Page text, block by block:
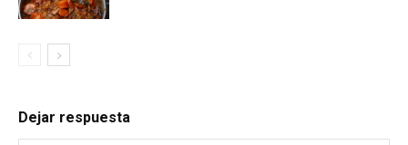
Dejar respuesta